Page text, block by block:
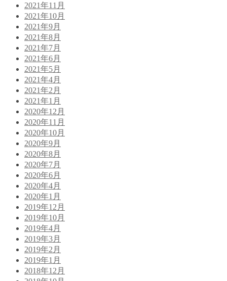
2021年11月
2021年10月
2021年9月
2021年8月
2021年7月
2021年6月
2021年5月
2021年4月
2021年2月
2021年1月
2020年12月
2020年11月
2020年10月
2020年9月
2020年8月
2020年7月
2020年6月
2020年4月
2020年1月
2019年12月
2019年10月
2019年4月
2019年3月
2019年2月
2019年1月
2018年12月